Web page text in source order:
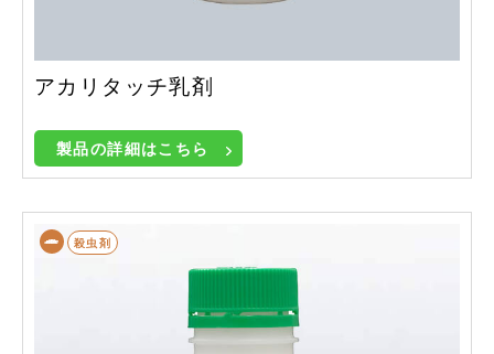
アカリタッチ乳剤
製品の詳細はこちら
殺虫剤